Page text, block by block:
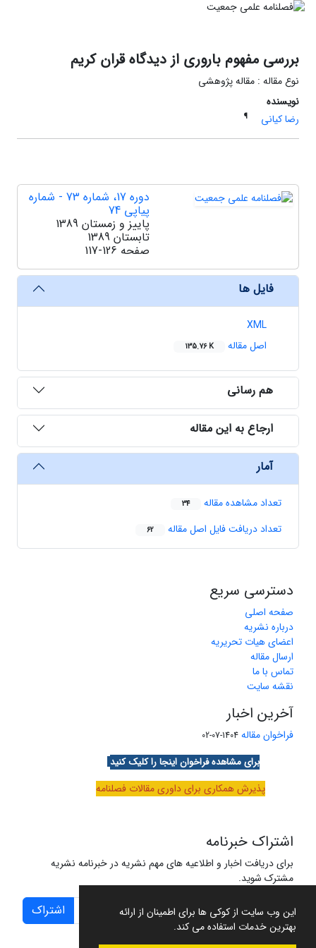
این وب سایت از کوکی ها برای اطمینان از ارائه
بهترین خدمات استفاده می کند.
بررسی مفهوم باروری از دیدگاه قران کریم
نوع مقاله : مقاله پژوهشی
نویسنده
رضا کیانی
¶
دوره 17، شماره 73 - شماره
پیاپی 74
پاییز و زمستان 1389
تابستان 1389
صفحه 117-126
فایل ها
XML
اصل مقاله
135.76 K
هم رسانی
ارجاع به این مقاله
آمار
تعداد مشاهده مقاله 34
تعداد دریافت فایل اصل مقاله 62
دسترسی سریع
صفحه اصلی
درباره نشریه
اعضای هیات تحریریه
ارسال مقاله
تماس با ما
نقشه سایت
آخرین اخبار
فراخوان مقاله 1404-07-02
برای مشاهده فراخوان اینجا را کلیک کنید
پذیرش همکاری برای داوری مقالات فصلنامه
اشتراک خبرنامه
برای دریافت اخبار و اطلاعیه های مهم نشریه در خبرنامه نشریه
مشترک شوید.
اشتراک